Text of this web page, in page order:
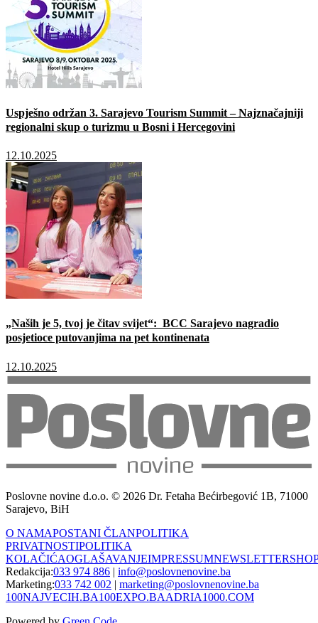
Uspješno održan 3. Sarajevo Tourism Summit – Najznačajniji
regionalni skup o turizmu u Bosni i Hercegovini
12.10.2025
„Naših je 5, tvoj je čitav svijet“: BCC Sarajevo nagradio
posjetioce putovanjima na pet kontinenata
12.10.2025
Poslovne novine d.o.o. © 2026 Dr. Fetaha Bećirbegović 1B, 71000
Sarajevo, BiH
O NAMAPOSTANI ČLANPOLITIKA
PRIVATNOSTIPOLITIKA
KOLAČIĆAOGLAŠAVANJEIMPRESSUMNEWSLETTER
Redakcija:033 974 886 | info@poslovnenovine.ba
Marketing:033 742 002 | marketing@poslovnenovine.ba
100NAJVECIH.BA100EXPO.BAADRIA1000.COM